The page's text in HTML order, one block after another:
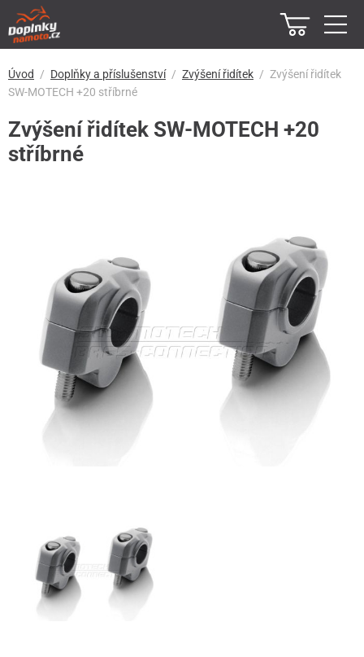
Úvod Doplňky a příslušenství Zvýšení řidítek
Zvýšení řidítek
SW-MOTECH +20 stříbrné
Zvýšení řidítek SW-MOTECH +20
stříbrné